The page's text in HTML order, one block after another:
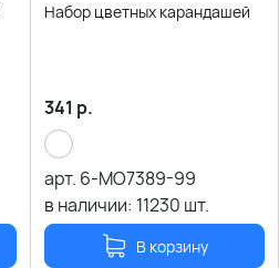
Набор цветных карандашей
341 р.
арт. 6-MO7389-99
в наличии: 11230 шт.
В корзину